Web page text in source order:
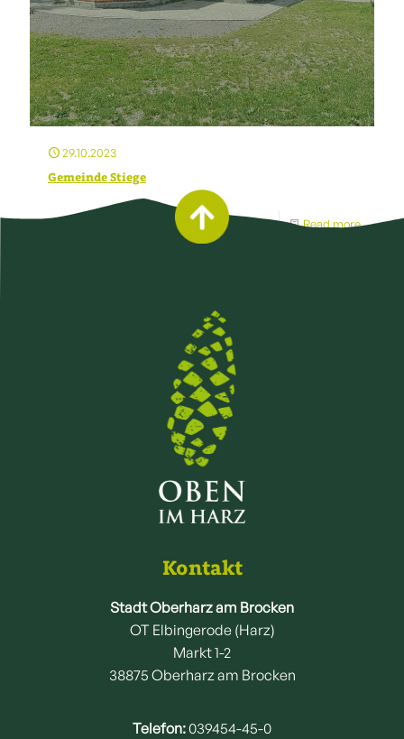
29.10.2023
Gemeinde Stiege
Read more
Kontakt
Stadt Oberharz am Brocken
OT Elbingerode (Harz)
Markt 1-2
38875 Oberharz am Brocken
Telefon:039454-45-0